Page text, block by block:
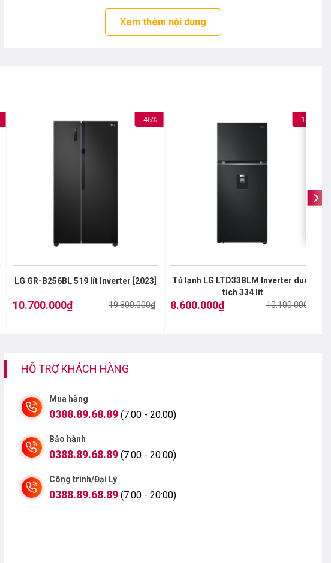
Xem thêm nội dung
-46%
LG GR-B256BL 519 lít Inverter [2023]
19.800.000₫
Giá
10.700.000₫
Giá
-15%
Tủ lạnh LG LTD33BLM Inverter dung
tích 334 lít
10.100.000
Giá
8.600.000₫
Giá
HỖ TRỢ KHÁCH HÀNG
Mua hàng
0388.89.68.89 (7:00 - 20:00)
Bảo hành
0388.89.68.89 (7:00 - 20:00)
Công trình/Đại Lý
0388.89.68.89 (7:00 - 20:00)